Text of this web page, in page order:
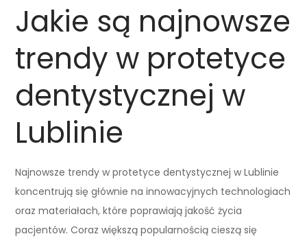
Jakie są najnowsze
trendy w protetyce
dentystycznej w
Lublinie
Najnowsze trendy w protetyce dentystycznej w Lublinie
koncentrują się głównie na innowacyjnych technologiach
oraz materiałach, które poprawiają jakość życia
pacjentów. Coraz większą popularnością cieszą się